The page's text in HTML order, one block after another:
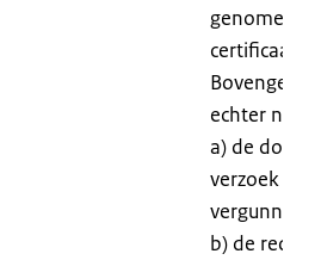
genomen
certificaat
echter niet
a) de
verzoek
vergunning
b) de reden